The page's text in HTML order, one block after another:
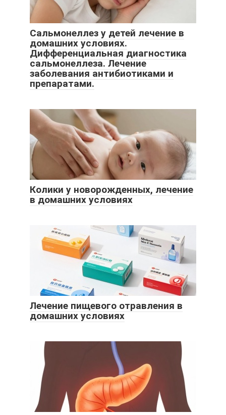
Сальмонеллез у детей лечение в
домашних условиях.
Дифференциальная диагностика
сальмонеллеза. Лечение
заболевания антибиотиками и
препаратами.
Колики у новорожденных, лечение
в домашних условиях
Лечение пищевого отравления в
домашних условиях